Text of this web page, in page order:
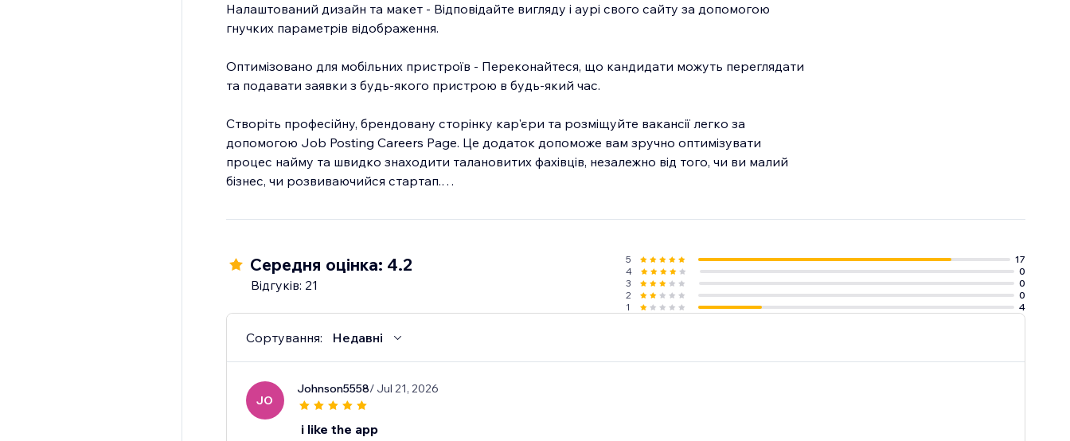
Налаштований дизайн та макет - Відповідайте вигляду і аурі свого сайту за допомогою
гнучких параметрів відображення.
Оптимізовано для мобільних пристроїв - Переконайтеся, що кандидати можуть переглядати
та подавати заявки з будь-якого пристрою в будь-який час.
Створіть професійну, брендовану сторінку кар'єри та розміщуйте вакансії легко за
допомогою Job Posting Careers Page. Це додаток допоможе вам зручно оптимізувати
процес найму та швидко знаходити талановитих фахівців, незалежно від того, чи ви малий
бізнес, чи розвиваючийся стартап.
Ідеально підходить для роботодавців та рекрутерів, які шукають ефективний спосіб
сторінку кар'єри вже сьогодні.
Середня оцінка: 4.2
Відгуків: 21
5
17
4
0
3
0
2
0
1
4
Сортування: Недавні
JO
Johnson5558/ Jul 21, 2026
i like the app